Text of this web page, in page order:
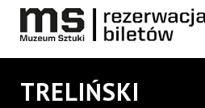
TRELIŃSKI